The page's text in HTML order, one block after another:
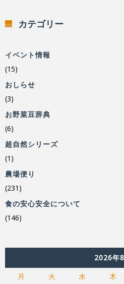
カテゴリー
イベント情報
(15)
おしらせ
(3)
お野菜豆辞典
(6)
超自然シリーズ
(1)
農場便り
(231)
食の安心安全について
(146)
2026年
月
火 水 木